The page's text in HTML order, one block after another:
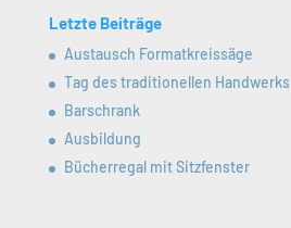
Letzte Beiträge
Austausch Formatkreissäge
Tag des traditionellen Handwerks
Barschrank
Ausbildung
Bücherregal mit Sitzfenster